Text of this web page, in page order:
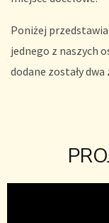
Poniżej
jednego z naszych
dodane zostały